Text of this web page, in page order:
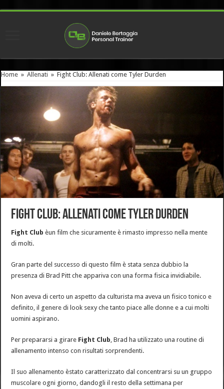
Home » Allenati » Fight Club: Allenati come Tyler Durden
Fight Club: Allenati come Tyler Durden
Fight Club èun film che sicuramente è rimasto impresso nella mente
di molti.
Gran parte del successo di questo film è stata senza dubbio la
presenza di Brad Pitt che appariva con una forma fisica invidiabile.
Non aveva di certo un aspetto da culturista ma aveva un fisico tonico e
definito, il genere di look sexy che tanto piace alle donne e a cui molti
uomini aspirano.
Per prepararsi a girare Fight Club , Brad ha utilizzato una routine di
allenamento intenso con risultati sorprendenti.
Il suo allenamento èstato caratterizzato dal concentrarsi su un gruppo
muscolare ogni giorno, dandogli il resto della settimana per